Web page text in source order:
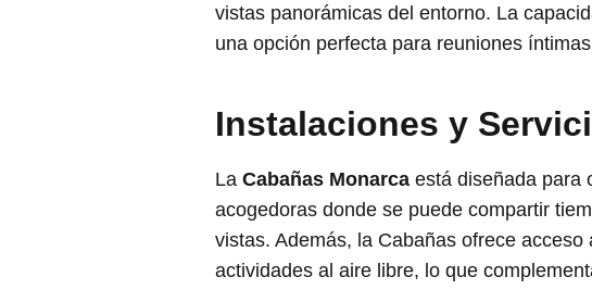
vistas panorámicas del entorno. La
una opción perfecta para reuniones
Instalaciones y
La Cabañas Monarca está diseñada para
acogedoras donde se puede compartir
vistas. Además, la Cabañas ofrece
actividades al aire libre, lo que